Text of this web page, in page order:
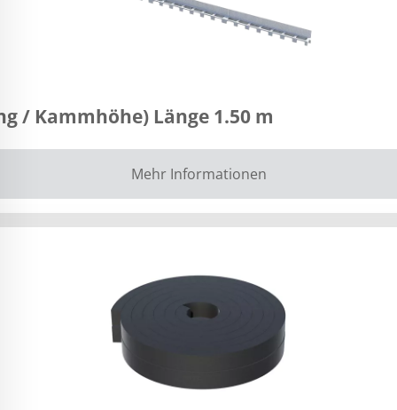
/ Kammhöhe) Länge 1.50 m
Mehr Informationen